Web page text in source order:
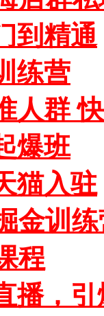
到精通
练营
人群
爆班
猫入驻
金训
程
播，